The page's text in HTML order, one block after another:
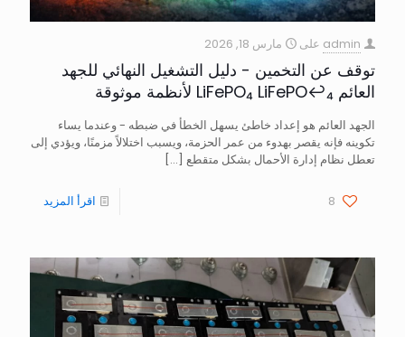
admin على مارس 18, 2026
توقف عن التخمين - دليل التشغيل النهائي للجهد
العائم LiFePO₄ LiFePO↩₄ لأنظمة موثوقة
الجهد العائم هو إعداد خاطئ يسهل الخطأ في ضبطه - وعندما يساء
تكوينه فإنه يقصر بهدوء من عمر الحزمة، ويسبب اختلالاً مزمنًا، ويؤدي إلى
تعطل نظام إدارة الأحمال بشكل متقطع […]
8 اقرأ المزيد